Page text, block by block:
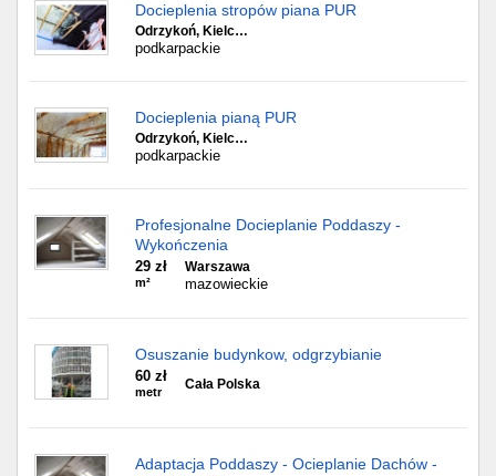
Docieplenia stropów piana PUR
Odrzykoń, Kielc…
podkarpackie
Docieplenia pianą PUR
Odrzykoń, Kielc…
podkarpackie
Profesjonalne Docieplanie Poddaszy -
Wykończenia
29 zł
m²
Warszawa
mazowieckie
Osuszanie budynkow, odgrzybianie
60 zł
metr
Cała Polska
Adaptacja Poddaszy - Ocieplanie Dachów -